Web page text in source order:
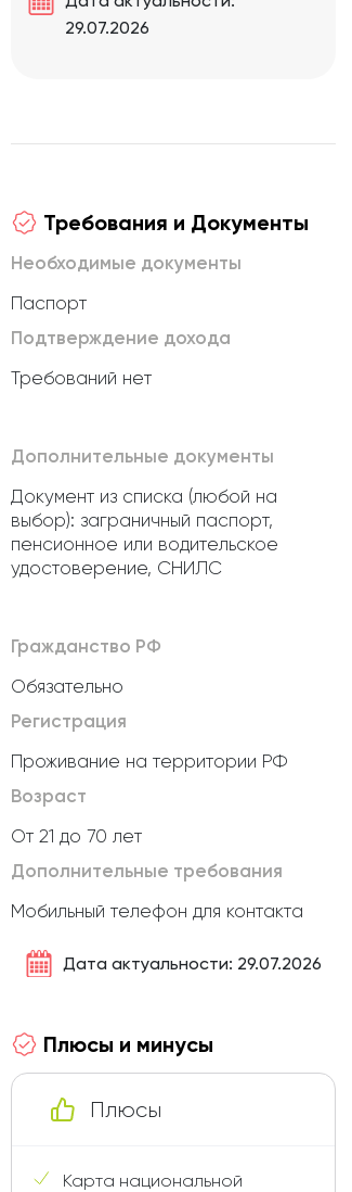
29.07.2026
Требования и Документы
Необходимые документы
Паспорт
Подтверждение дохода
Требований нет
Дополнительные документы
Документ из списка (любой на
выбор): заграничный паспорт,
пенсионное или водительское
удостоверение, СНИЛС
Гражданство РФ
Обязательно
Регистрация
Проживание на территории РФ
Возраст
От 21 до 70 лет
Дополнительные требования
Мобильный телефон для контакта
Дата актуальности: 29.07.2026
Плюсы и минусы
Плюсы
Карта национальной